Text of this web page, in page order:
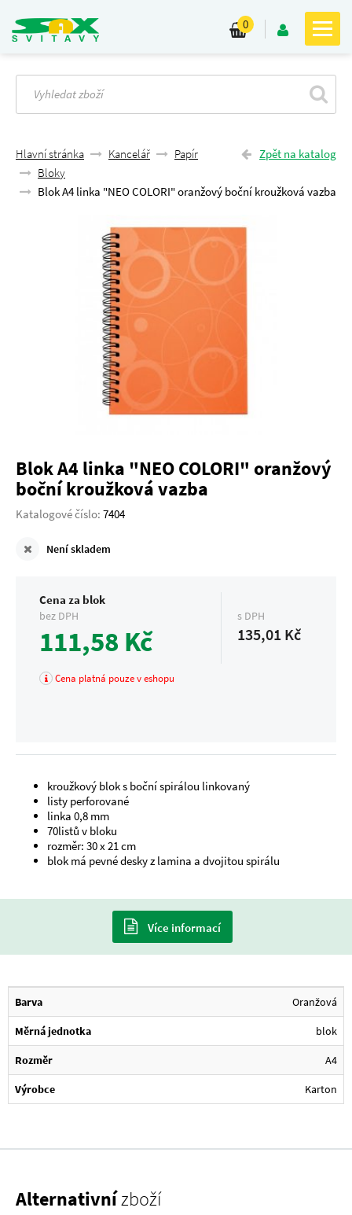
0
Zpět na katalog
Hlavní stránka Kancelář
Papír
Bloky
Blok A4 linka "NEO COLORI" oranžový boční kroužková vazba
Blok A4 linka "NEO COLORI" oranžový
boční kroužková vazba
Katalogové číslo: 7404
Není skladem
Cena za blok
bez DPH
111,58 Kč
s DPH
135,01 Kč
Cena platná pouze v eshopu
kroužkový blok s boční spirálou linkovaný
listy perforované
linka 0,8 mm
70listů v bloku
rozměr: 30 x 21 cm
blok má pevné desky z lamina a dvojitou spirálu
Více informací
Barva Oranžová
Měrná jednotka blok
Rozměr A4
Výrobce Karton
Alternativnízboží